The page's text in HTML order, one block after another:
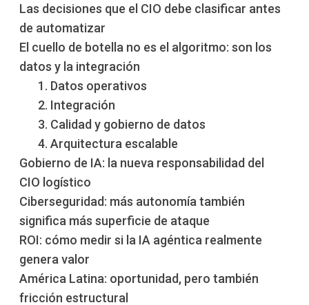
Las decisiones que el CIO debe clasificar antes
de automatizar
El cuello de botella no es el algoritmo: son los
datos y la integración
1. Datos operativos
2. Integración
3. Calidad y gobierno de datos
4. Arquitectura escalable
Gobierno de IA: la nueva responsabilidad del
CIO logístico
Ciberseguridad: más autonomía también
significa más superficie de ataque
ROI: cómo medir si la IA agéntica realmente
genera valor
América Latina: oportunidad, pero también
fricción estructural